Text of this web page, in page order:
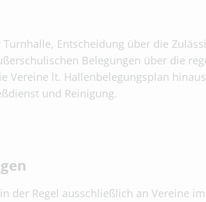
Entscheidung über die
Belegungen über die
Vereine lt. Hallenbelegungsplan
und Reinigung.
der Regel ausschließlich an Vereine